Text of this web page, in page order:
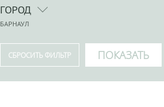
ГОРОД
БАРНАУЛ